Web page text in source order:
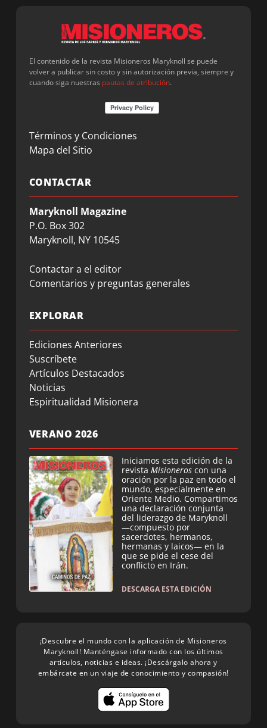
El contenido de la revista Misioneros Maryknoll se puede
volver a publicar sin costo y sin autorización previa, siempre y
cuando siga nuestras pautas de atribución.
Términos y Condiciones
Mapa del Sitio
CONTACTAR
Maryknoll Magazine
P.O. Box 302
Maryknoll, NY 10545
Contactar a el editor
Comentarios y preguntas generales
EXPLORAR
Ediciones Anteriores
Suscríbete
Artículos Destacados
Noticias
Espiritualidad Misionera
VERANO 2026
Iniciamos esta edición de la
revista Misioneros con una
oración por la paz en todo el
mundo, especialmente en
Oriente Medio. Compartimos
una declaración conjunta
del liderazgo de Maryknoll
—compuesto por
sacerdotes, hermanos,
hermanas y laicos— en la
que se pide el cese del
conflicto en Irán.
DESCARGA ESTA EDICIÓN
¡Descubre el mundo con la aplicación de Misioneros
Maryknoll! Manténgase informado con los últimos
artículos, noticias e ideas. ¡Descárgalo ahora y
embárcate en un viaje de conocimiento y compasión!